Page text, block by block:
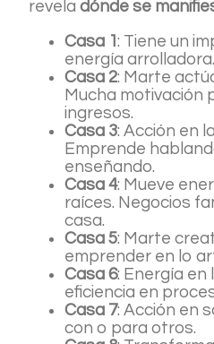
reveladónde se
Casa 1: Tiene un
energía arrolladora.
Casa 2: Marte
Mucha motivación
ingresos.
Casa 3: Acción en
Emprende
enseñando.
Casa 4: Mueve
raíces. Negocios
casa.
Casa 5: Marte
emprender en lo
Casa 6: Energía en
eficiencia en
Casa 7: Acción en
con o para otros.